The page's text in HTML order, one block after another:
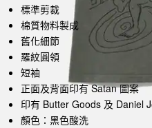
標準剪裁
棉質物料製成
舊化細節
羅紋圓領
短袖
正面及背面印有 Satan 圖案
印有 Butter Goods 及 Daniel
顏色：黑色酸洗